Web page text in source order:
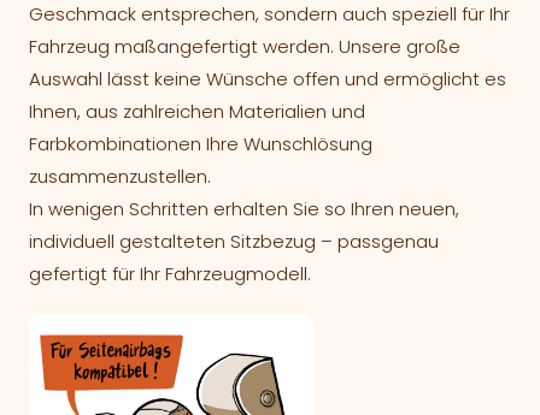
Geschmack entsprechen, sondern auch speziell für Ihr
Fahrzeug maßangefertigt werden. Unsere große
Auswahl lässt keine Wünsche offen und ermöglicht es
Ihnen, aus zahlreichen Materialien und
Farbkombinationen Ihre Wunschlösung
zusammenzustellen.
In wenigen Schritten erhalten Sie so Ihren neuen,
individuell gestalteten Sitzbezug – passgenau
gefertigt für Ihr Fahrzeugmodell.